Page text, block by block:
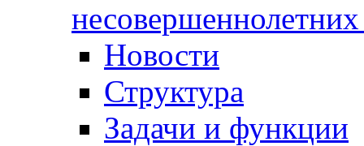
Новости
Структура
Задачи и функции